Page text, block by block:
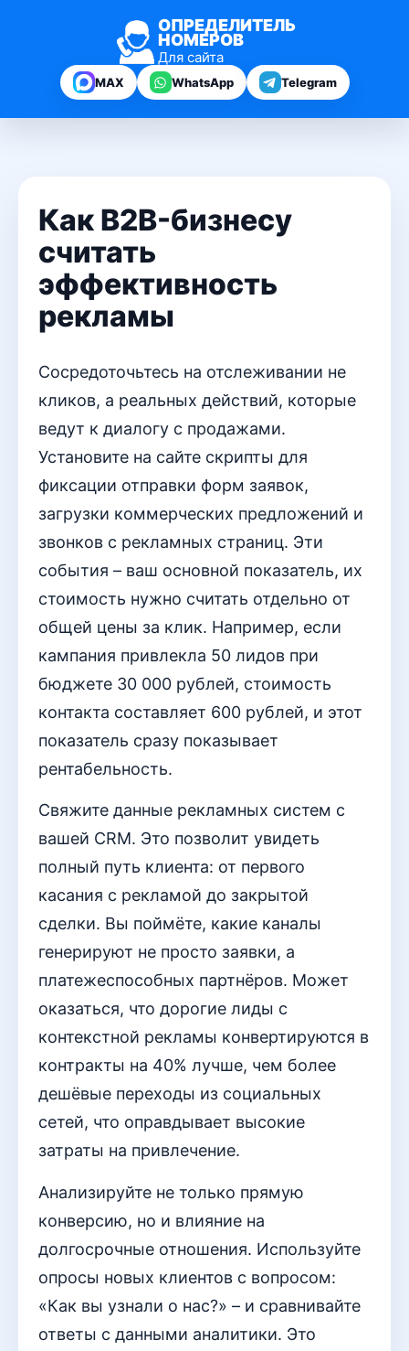
ОПРЕДЕЛИТЕЛЬ
НОМЕРОВ
Для сайта
MAX WhatsApp Telegram
Как B2B-бизнесу
считать
эффективность
рекламы
Сосредоточьтесь на отслеживании не
кликов, а реальных действий, которые
ведут к диалогу с продажами.
Установите на сайте скрипты для
фиксации отправки форм заявок,
загрузки коммерческих предложений и
звонков с рекламных страниц. Эти
события – ваш основной показатель, их
стоимость нужно считать отдельно от
общей цены за клик. Например, если
кампания привлекла 50 лидов при
бюджете 30 000 рублей, стоимость
контакта составляет 600 рублей, и этот
показатель сразу показывает
рентабельность.
Свяжите данные рекламных систем с
вашей CRM. Это позволит увидеть
полный путь клиента: от первого
касания с рекламой до закрытой
сделки. Вы поймёте, какие каналы
генерируют не просто заявки, а
платежеспособных партнёров. Может
оказаться, что дорогие лиды с
контекстной рекламы конвертируются в
контракты на 40% лучше, чем более
дешёвые переходы из социальных
сетей, что оправдывает высокие
затраты на привлечение.
Анализируйте не только прямую
конверсию, но и влияние на
долгосрочные отношения. Используйте
опросы новых клиентов с вопросом:
«Как вы узнали о нас?» – и сравнивайте
ответы с данными аналитики. Это